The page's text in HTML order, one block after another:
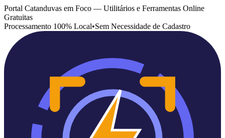
Portal Catanduvas em Foco — Utilitários e Ferramentas Online
Gratuitas
Processamento 100% Local•Sem Necessidade de Cadastro